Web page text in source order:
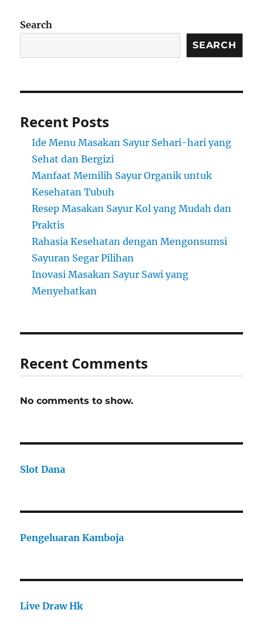
Search
SEARCH
Recent Posts
Ide Menu Masakan Sayur Sehari-hari yang
Sehat dan Bergizi
Manfaat Memilih Sayur Organik untuk
Kesehatan Tubuh
Resep Masakan Sayur Kol yang Mudah dan
Praktis
Rahasia Kesehatan dengan Mengonsumsi
Sayuran Segar Pilihan
Inovasi Masakan Sayur Sawi yang
Menyehatkan
Recent Comments
No comments to show.
Slot Dana
Pengeluaran Kamboja
Live Draw Hk